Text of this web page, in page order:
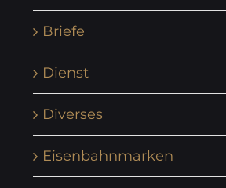
Briefe
Dienst
Diverses
Eisenbahnmarken